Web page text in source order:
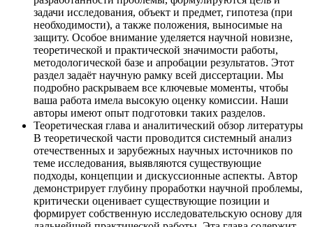
задачи исследования, объект и предмет, гипотеза (при
необходимости), а также положения, выносимые на
защиту. Особое внимание уделяется научной новизне,
теоретической и практической значимости работы,
методологической базе и апробации результатов. Этот
раздел задаёт научную рамку всей диссертации. Мы
подробно раскрываем все ключевые моменты, чтобы
ваша работа имела высокую оценку комиссии. Наши
авторы имеют опыт подготовки таких разделов.
Теоретическая глава и аналитический обзор литературы
В теоретической части проводится системный анализ
отечественных и зарубежных научных источников по
теме исследования, выявляются существующие
подходы, концепции и дискуссионные аспекты. Автор
демонстрирует глубину проработки научной проблемы,
критически оценивает существующие позиции и
формирует собственную исследовательскую основу для